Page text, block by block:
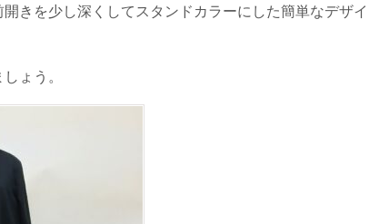
きを少し深くしてスタンドカラーにした簡単なデザイ
ょう。